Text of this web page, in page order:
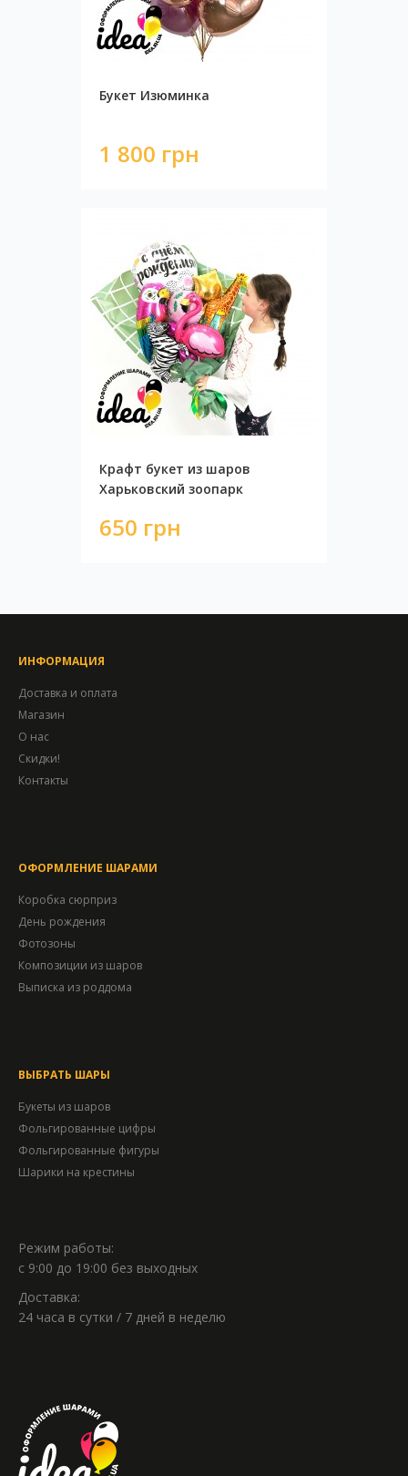
Букет Изюминка
1 800 грн
Крафт букет из шаров
Харьковский зоопарк
650 грн
ИНФОРМАЦИЯ
Доставка и оплата
Магазин
О нас
Скидки!
Контакты
ОФОРМЛЕНИЕ ШАРАМИ
Коробка сюрприз
День рождения
Фотозоны
Композиции из шаров
Выписка из роддома
ВЫБРАТЬ ШАРЫ
Букеты из шаров
Фольгированные цифры
Фольгированные фигуры
Шарики на крестины
Режим работы:
с 9:00 до 19:00 без выходных
Доставка:
24 часа в сутки / 7 дней в неделю